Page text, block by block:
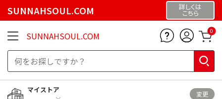
SUNNAHSOUL.COM 詳しくは
こちら
SUNNAHSOUL.COM 0
マイストア
変更